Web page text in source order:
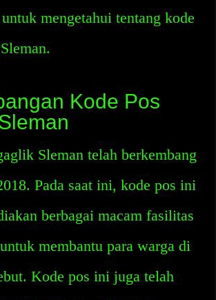
mengetahui tentang kode
Kode Pos
Sleman telah berkembang
Pada saat ini, kode pos ini
berbagai macam fasilitas
membantu para warga di
Kode pos ini juga telah